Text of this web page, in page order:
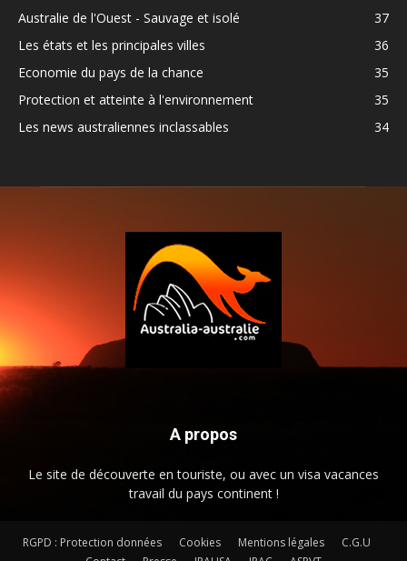
Australie de l'Ouest - Sauvage et isolé
37
Les états et les principales villes
36
Economie du pays de la chance
35
Protection et atteinte à l'environnement
35
Les news australiennes inclassables
34
A propos
Le site de découverte en touriste, ou avec un visa vacances
travail du pays continent !
RGPD : Protection données Cookies Mentions légales
C.G.U